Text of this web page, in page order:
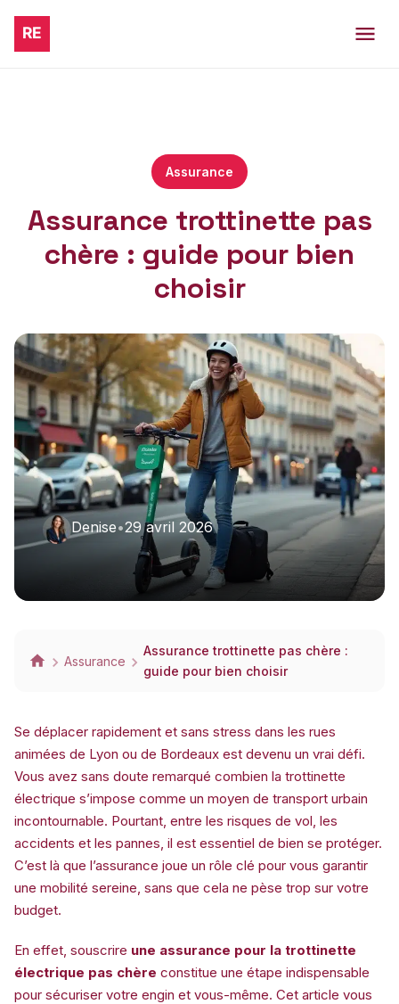
Assurance
Assurance trottinette pas
chère : guide pour bien
choisir
Denise•29 avril 2026
Assurance
Assurance trottinette pas chère :
guide pour bien choisir
Se déplacer rapidement et sans stress dans les rues
animées de Lyon ou de Bordeaux est devenu un vrai défi.
Vous avez sans doute remarqué combien la trottinette
électrique s’impose comme un moyen de transport urbain
incontournable. Pourtant, entre les risques de vol, les
accidents et les pannes, il est essentiel de bien se protéger.
C’est là que l’assurance joue un rôle clé pour vous garantir
une mobilité sereine, sans que cela ne pèse trop sur votre
budget.
En effet, souscrire une assurance pour la trottinette
électrique pas chère constitue une étape indispensable
pour sécuriser votre engin et vous-même. Cet article vous